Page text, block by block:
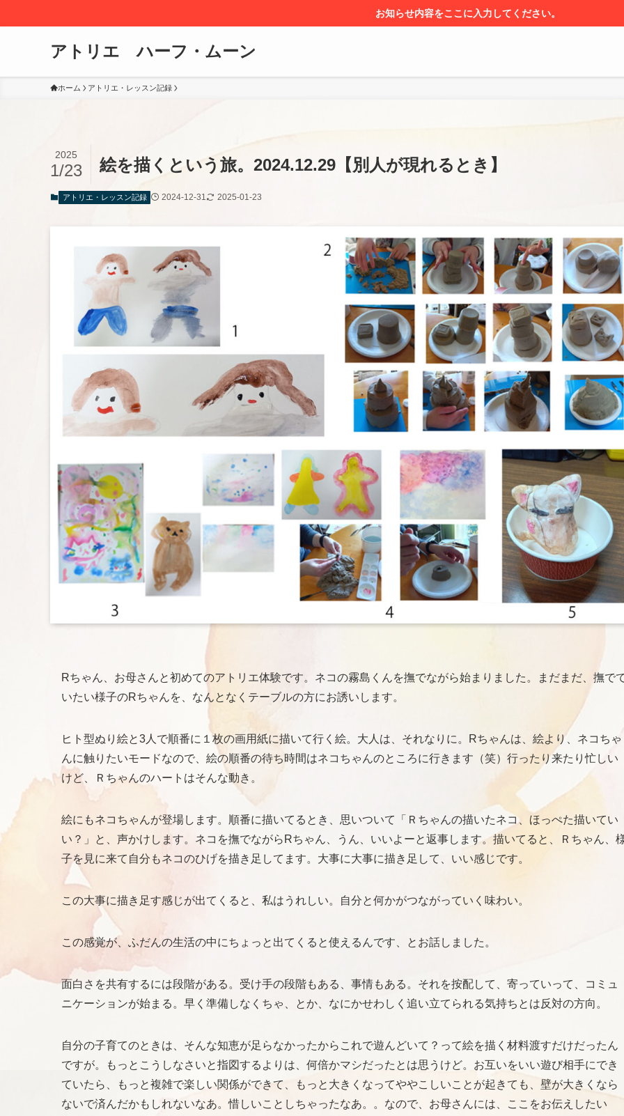
お知らせ内容をここに入力してください。
アトリエ ハーフ・ムーン
ホーム アトリエ・レッスン記録
絵を描くという旅。2024.12.29【別人が現れるとき】
2025
1/23
アトリエ・レッスン記録 2024-12-31 2025-01-23
Rちゃん、お母さんと初めてのアトリエ体験です。ネコの霧島くんを撫でながら始まりました。まだまだ、撫で
いたい様子のRちゃんを、なんとなくテーブルの方にお誘いします。
ヒト型ぬり絵と3人で順番に１枚の画用紙に描いて行く絵。大人は、それなりに。Rちゃんは、絵より、ネコちゃ
んに触りたいモードなので、絵の順番の待ち時間はネコちゃんのところに行きます（笑）行ったり来たり忙しい
けど、Ｒちゃんのハートはそんな動き。
絵にもネコちゃんが登場します。順番に描いてるとき、思いついて「Ｒちゃんの描いたネコ、ほっぺた描いてい
い？」と、声かけします。ネコを撫でながらRちゃん、うん、いいよーと返事します。描いてると、Ｒちゃん、
子を見に来て自分もネコのひげを描き足してます。大事に大事に描き足して、いい感じです。
この大事に描き足す感じが出てくると、私はうれしい。自分と何かがつながっていく味わい。
この感覚が、ふだんの生活の中にちょっと出てくると使えるんです、とお話しました。
面白さを共有するには段階がある。受け手の段階もある、事情もある。それを按配して、寄っていって、コミュ
ニケーションが始まる。早く準備しなくちゃ、とか、なにかせわしく追い立てられる気持ちとは反対の方向。
自分の子育てのときは、そんな知恵が足らなかったからこれで遊んどいて？って絵を描く材料渡すだけだったん
ですが。もっとこうしなさいと指図するよりは、何倍かマシだったとは思うけど。お互いをいい遊び相手にでき
ていたら、もっと複雑で楽しい関係ができて、もっと大きくなってややこしいことが起きても、壁が大きくなら
ないで済んだかもしれないなあ。惜しいことしちゃったなあ。。なので、お母さんには、ここをお伝えしたい